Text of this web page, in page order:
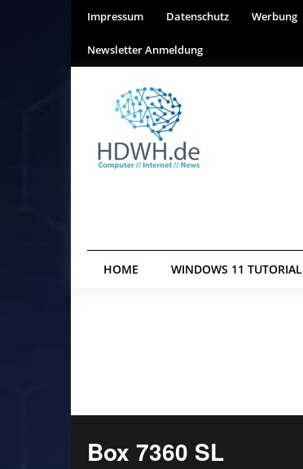
Impressum Datenschutz Werbung
Newsletter Anmeldung
HOME WINDOWS 11 TUTORIAL
Box 7360 SL